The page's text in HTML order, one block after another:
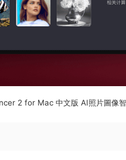
2 for Mac 中文版 AI照片圖像